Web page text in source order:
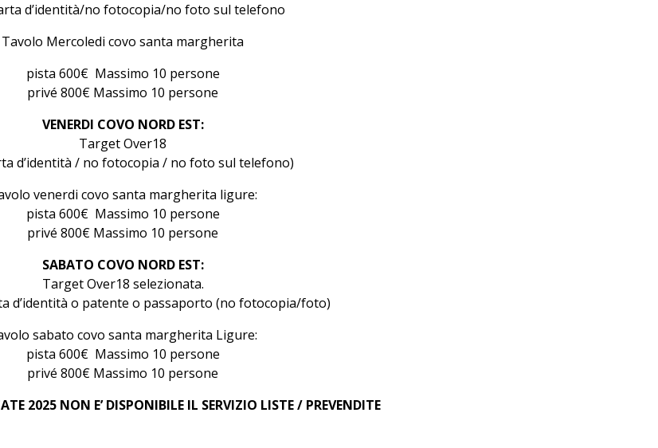
d’identità/no fotocopia/no foto sul telefono
Tavolo Mercoledi covo santa margherita
pista 600€ Massimo 10 persone
privé 800€ Massimo 10 persone
VENERDI COVO NORD EST:
Target Over18
d’identità / no fotocopia / no foto sul telefono)
venerdi covo santa margherita ligure:
pista 600€ Massimo 10 persone
privé 800€ Massimo 10 persone
SABATO COVO NORD EST:
Target Over18 selezionata.
d’identità o patente o passaporto (no fotocopia/foto)
sabato covo santa margherita Ligure:
pista 600€ Massimo 10 persone
privé 800€ Massimo 10 persone
2025 NON E’ DISPONIBILE IL SERVIZIO LISTE / PREVENDITE